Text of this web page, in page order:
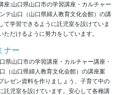
座:山口県山口市の学習講座・カルチャー
テ山口（山口県婦人教育文化会館）の講
て学習できるように託児室を設けていま
だけるように努力をしています。
ナー
県山口市の学習講座・カルチャー講座・
（山口県婦人教育文化会館）の講座案
レゼン資料を作りましょう、子育て中の
託児室を設けています。安心して各種講